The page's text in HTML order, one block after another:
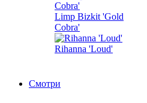
Limp Bizkit 'Gold
Cobra'
Rihanna 'Loud'
Смотри